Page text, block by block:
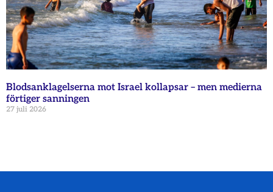
Blodsanklagelserna mot Israel kollapsar – men medierna
förtiger sanningen
27 juli 2026